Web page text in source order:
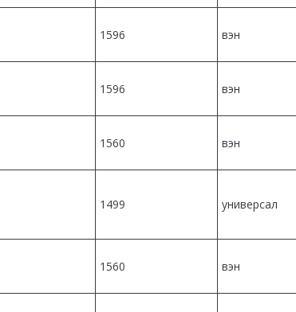
1596 вэн
1596 вэн
1560 вэн
1499 универсал
1560 вэн